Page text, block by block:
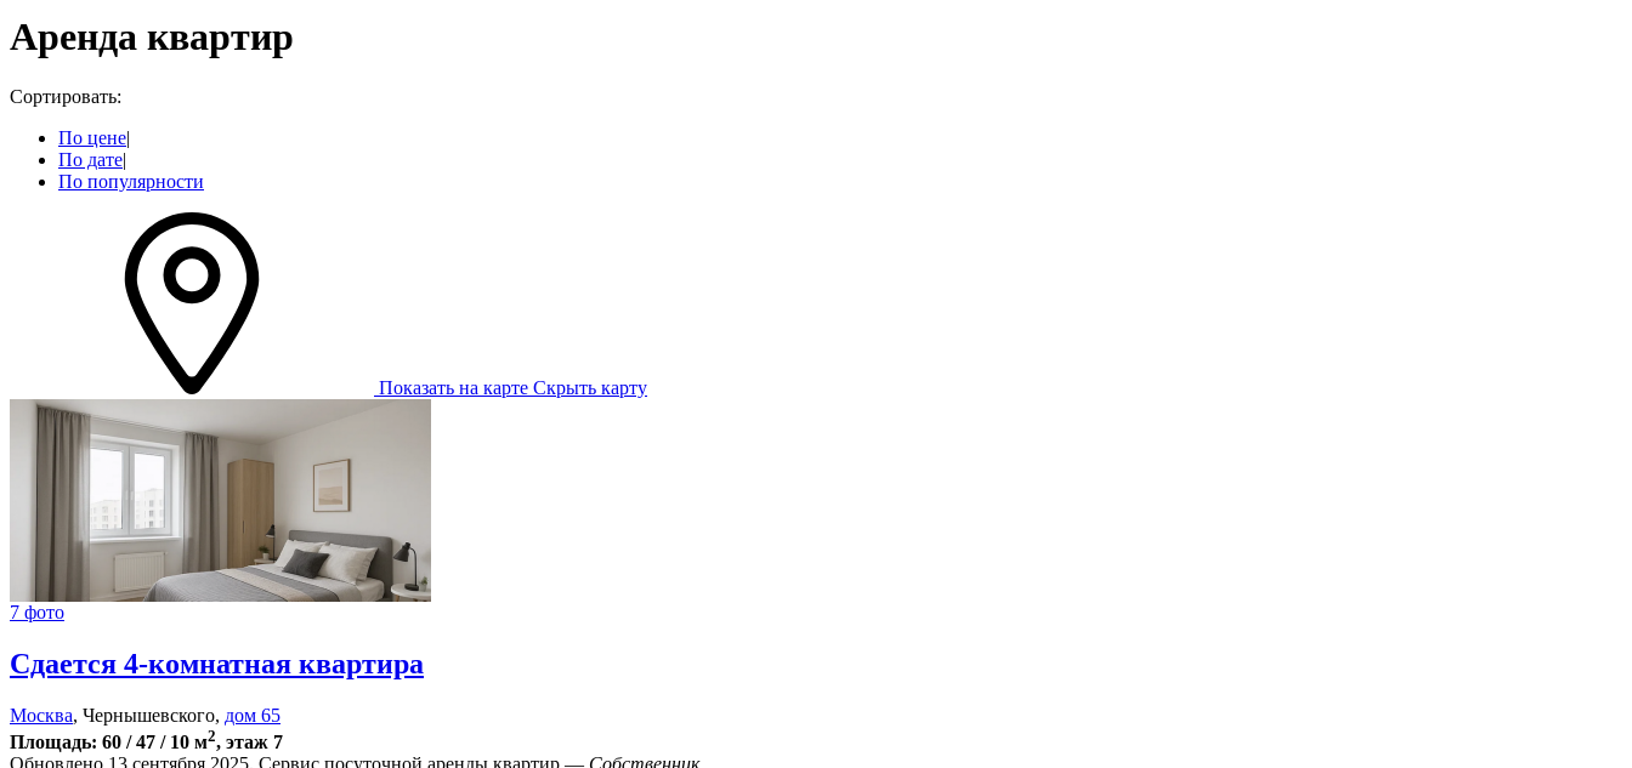
Аренда квартир
Сортировать:
По цене|
По дате|
По популярности
Показать на карте Скрыть карту
7 фото
Сдается 4-комнатная квартира
Москва, Чернышевского, дом 65
Площадь: 60 / 47 / 10 м2, этаж 7
Обновлено 13 сентября 2025, Сервис посуточной аренды квартир — Собственник